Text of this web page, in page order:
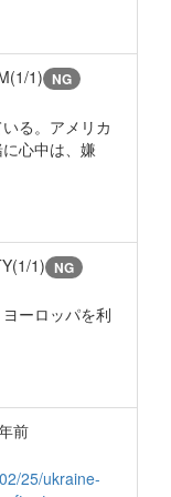
1) NG
る。アメリカ
心中は、嫌
1) NG
ーロッパを利
前
25/ukraine-